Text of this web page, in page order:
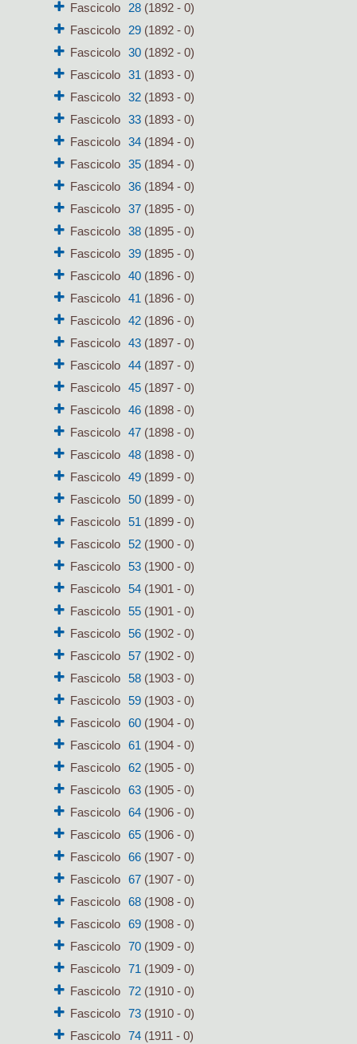
Fascicolo
28(1892 - 0)
Fascicolo
29(1892 - 0)
Fascicolo
30(1892 - 0)
Fascicolo
31 (1893 - 0)
Fascicolo
32(1893 - 0)
Fascicolo
33(1893 - 0)
Fascicolo
34(1894 - 0)
Fascicolo
35(1894 - 0)
Fascicolo
36(1894 - 0)
Fascicolo
37(1895 - 0)
Fascicolo
38(1895 - 0)
Fascicolo
39(1895 - 0)
Fascicolo
40(1896 - 0)
Fascicolo
41 (1896 - 0)
Fascicolo
42(1896 - 0)
Fascicolo
43(1897 - 0)
Fascicolo
44(1897 - 0)
Fascicolo
45(1897 - 0)
Fascicolo
46(1898 - 0)
Fascicolo
47(1898 - 0)
Fascicolo
48(1898 - 0)
Fascicolo
49(1899 - 0)
Fascicolo
50(1899 - 0)
Fascicolo
51 (1899 - 0)
Fascicolo
52(1900 - 0)
Fascicolo
53(1900 - 0)
Fascicolo
54(1901 - 0)
Fascicolo
55(1901 - 0)
Fascicolo
56(1902 - 0)
Fascicolo
57(1902 - 0)
Fascicolo
58(1903 - 0)
Fascicolo
59(1903 - 0)
Fascicolo
60(1904 - 0)
Fascicolo
61 (1904 - 0)
Fascicolo
62(1905 - 0)
Fascicolo
63(1905 - 0)
Fascicolo
64(1906 - 0)
Fascicolo
65(1906 - 0)
Fascicolo
66(1907 - 0)
Fascicolo
67(1907 - 0)
Fascicolo
68(1908 - 0)
Fascicolo
69(1908 - 0)
Fascicolo
70(1909 - 0)
Fascicolo
71 (1909 - 0)
Fascicolo
72(1910 - 0)
Fascicolo
73(1910 - 0)
Fascicolo
74(1911 - 0)